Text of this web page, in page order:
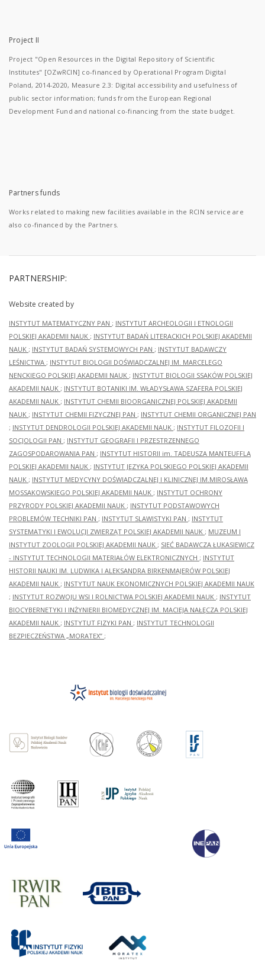
Project II
Project "Open Resources in the Digital Repository of Scientific
Institutes" [OZwRCIN] co-financed by Operational Program Digital
Poland, 2014-2020, Measure 2.3: Digital accessibility and usefulness of
public sector information; funds from the European Regional
Development Fund and national co-financing from the state budget.
Partners funds
Works related to making new facilities available in the RCIN service are
also co-financed by the Partners.
PARTNERSHIP:
Website created by
INSTYTUT MATEMATYCZNY PAN ; INSTYTUT ARCHEOLOGII I ETNOLOGII
POLSKIEJ AKADEMII NAUK ; INSTYTUT BADAŃ LITERACKICH POLSKIEJ AKADEMII
NAUK ; INSTYTUT BADAŃ SYSTEMOWYCH PAN ; INSTYTUT BADAWCZY
LEŚNICTWA ; INSTYTUT BIOLOGII DOŚWIADCZALNEJ IM. MARCELEGO
NENCKIEGO POLSKIEJ AKADEMII NAUK ; INSTYTUT BIOLOGII SSAKÓW POLSKIEJ
AKADEMII NAUK ; INSTYTUT BOTANIKI IM. WŁADYSŁAWA SZAFERA POLSKIEJ
AKADEMII NAUK ; INSTYTUT CHEMII BIOORGANICZNEJ POLSKIEJ AKADEMII
NAUK ; INSTYTUT CHEMII FIZYCZNEJ PAN ; INSTYTUT CHEMII ORGANICZNEJ PAN
; INSTYTUT DENDROLOGII POLSKIEJ AKADEMII NAUK ; INSTYTUT FILOZOFII I
SOCJOLOGII PAN ; INSTYTUT GEOGRAFII I PRZESTRZENNEGO
ZAGOSPODAROWANIA PAN ; INSTYTUT HISTORII im. TADEUSZA MANTEUFFLA
POLSKIEJ AKADEMII NAUK ; INSTYTUT JĘZYKA POLSKIEGO POLSKIEJ AKADEMII
NAUK ; INSTYTUT MEDYCYNY DOŚWIADCZALNEJ I KLINICZNEJ IM.MIROSŁAWA
MOSSAKOWSKIEGO POLSKIEJ AKADEMII NAUK ; INSTYTUT OCHRONY
PRZYRODY POLSKIEJ AKADEMII NAUK ; INSTYTUT PODSTAWOWYCH
PROBLEMÓW TECHNIKI PAN ; INSTYTUT SLAWISTYKI PAN ; INSTYTUT
SYSTEMATYKI I EWOLUCJI ZWIERZĄT POLSKIEJ AKADEMII NAUK ; MUZEUM I
INSTYTUT ZOOLOGII POLSKIEJ AKADEMII NAUK ; SIEĆ BADAWCZA ŁUKASIEWICZ
- INSTYTUT TECHNOLOGII MATERIAŁÓW ELEKTRONICZNYCH ; INSTYTUT
HISTORII NAUKI IM. LUDWIKA I ALEKSANDRA BIRKENMAJERÓW POLSKIEJ
AKADEMII NAUK ; INSTYTUT NAUK EKONOMICZNYCH POLSKIEJ AKADEMII NAUK
; INSTYTUT ROZWOJU WSI I ROLNICTWA POLSKIEJ AKADEMII NAUK ; INSTYTUT
BIOCYBERNETYKI I INŻYNIERII BIOMEDYCZNEJ IM. MACIEJA NAŁĘCZA POLSKIEJ
AKADEMII NAUK ; INSTYTUT FIZYKI PAN ; INSTYTUT TECHNOLOGII
BEZPIECZEŃSTWA „MORATEX” ;